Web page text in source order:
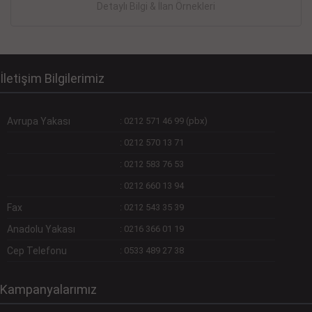
Detaylı Bilgi & İlan Örnekleri
İletişim Bilgilerimiz
Avrupa Yakası : 0212 571 46 99 (pbx)
: 0212 570 13 71
: 0212 583 76 53
: 0212 660 13 94
Fax : 0212 543 35 39
Anadolu Yakası : 0216 366 01 19
Cep Telefonu : 0533 489 27 38
Kampanyalarımız